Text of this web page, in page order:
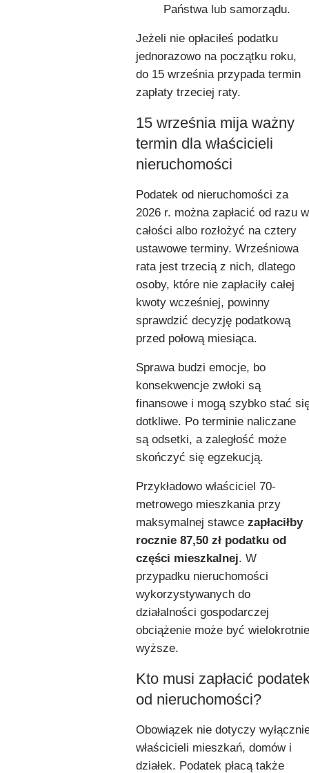
Państwa lub samorządu.
Jeżeli nie opłaciłeś podatku
jednorazowo na początku roku,
do 15 września przypada termin
zapłaty trzeciej raty.
15 września mija ważny
termin dla właścicieli
nieruchomości
Podatek od nieruchomości za
2026 r. można zapłacić od razu w
całości albo rozłożyć na cztery
ustawowe terminy. Wrześniowa
rata jest trzecią z nich, dlatego
osoby, które nie zapłaciły całej
kwoty wcześniej, powinny
sprawdzić decyzję podatkową
przed połową miesiąca.
Sprawa budzi emocje, bo
konsekwencje zwłoki są
finansowe i mogą szybko stać
dotkliwe. Po terminie naliczane
są odsetki, a zaległość może
skończyć się egzekucją.
Przykładowo właściciel 70-
metrowego mieszkania przy
maksymalnej stawce zapłaciłby
rocznie 87,50 zł podatku od
części mieszkalnej. W
przypadku nieruchomości
wykorzystywanych do
działalności gospodarczej
obciążenie może być wielokrotnie
wyższe.
Kto musi zapłacić
od nieruchomości?
Obowiązek nie dotyczy
właścicieli mieszkań, domów i
działek. Podatek płacą także